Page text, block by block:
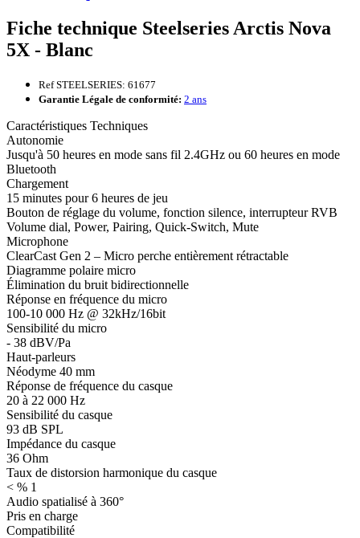
Fiche technique Steelseries Arctis Nova
5X - Blanc
Ref STEELSERIES: 61677
Garantie Légale de conformité: 2 ans
Caractéristiques Techniques
Autonomie
Jusqu'à 50 heures en mode sans fil 2.4GHz ou 60 heures en mode
Bluetooth
Chargement
15 minutes pour 6 heures de jeu
Bouton de réglage du volume, fonction silence, interrupteur RVB
Volume dial, Power, Pairing, Quick-Switch, Mute
Microphone
ClearCast Gen 2 – Micro perche entièrement rétractable
Diagramme polaire micro
Élimination du bruit bidirectionnelle
Réponse en fréquence du micro
100-10 000 Hz @ 32kHz/16bit
Sensibilité du micro
- 38 dBV/Pa
Haut-parleurs
Néodyme 40 mm
Réponse de fréquence du casque
20 à 22 000 Hz
Sensibilité du casque
93 dB SPL
Impédance du casque
36 Ohm
Taux de distorsion harmonique du casque
< % 1
Audio spatialisé à 360°
Pris en charge
Compatibilité